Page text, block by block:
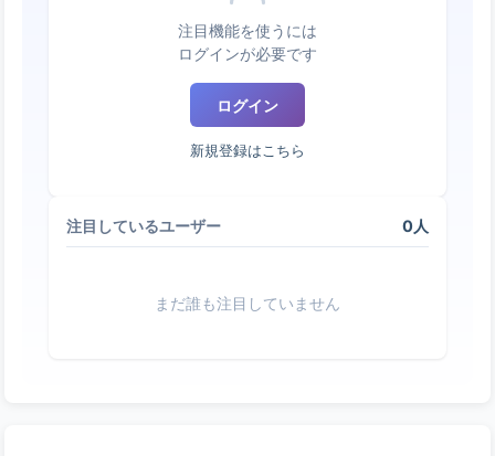
注目機能を使うには
ログインが必要です
ログイン
新規登録はこちら
注目しているユーザー 0人
まだ誰も注目していません